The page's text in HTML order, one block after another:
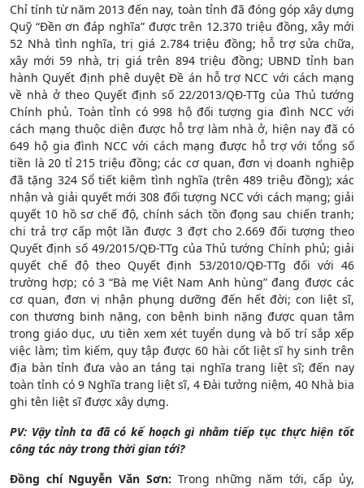
Chỉ tính từ năm 2013 đến nay, toàn tỉnh đã đóng góp xây dựng
Quỹ “Đền ơn đáp nghĩa” được trên 12.370 triệu đồng, xây mới
52 Nhà tình nghĩa, trị giá 2.784 triệu đồng; hỗ trợ sửa chữa,
xây mới 59 nhà, trị giá trên 894 triệu đồng; UBND tỉnh ban
hành Quyết định phê duyệt Đề án hỗ trợ NCC với cách mạng
về nhà ở theo Quyết định số 22/2013/QĐ-TTg của Thủ tướng
Chính phủ. Toàn tỉnh có 998 hộ đối tượng gia đình NCC với
cách mạng thuộc diện được hỗ trợ làm nhà ở, hiện nay đã có
649 hộ gia đình NCC với cách mạng được hỗ trợ với tổng số
tiền là 20 tỉ 215 triệu đồng; các cơ quan, đơn vị doanh nghiệp
đã tặng 324 Sổ tiết kiệm tình nghĩa (trên 489 triệu đồng); xác
nhận và giải quyết mới 308 đối tượng NCC với cách mạng; giải
quyết 10 hồ sơ chế độ, chính sách tồn đọng sau chiến tranh;
chi trả trợ cấp một lần được 3 đợt cho 2.669 đối tượng theo
Quyết định số 49/2015/QĐ-TTg của Thủ tướng Chính phủ; giải
quyết chế độ theo Quyết định 53/2010/QĐ-TTg đối với 46
trường hợp; có 3 “Bà mẹ Việt Nam Anh hùng” đang được các
cơ quan, đơn vị nhận phụng dưỡng đến hết đời; con liệt sĩ,
con thương binh nặng, con bệnh binh nặng được quan tâm
trong giáo dục, ưu tiên xem xét tuyển dụng và bố trí sắp xếp
việc làm; tìm kiếm, quy tập được 60 hài cốt liệt sĩ hy sinh trên
địa bàn tỉnh đưa vào an táng tại nghĩa trang liệt sĩ; đến nay
toàn tỉnh có 9 Nghĩa trang liệt sĩ, 4 Đài tưởng niệm, 40 Nhà bia
ghi tên liệt sĩ được xây dựng.
PV: Vậy tỉnh ta đã có kế hoạch gì nhằm tiếp tục thực hiện tốt
công tác này trong thời gian tới?
Đồng chí Nguyễn Văn Sơn: Trong những năm tới, cấp ủy,